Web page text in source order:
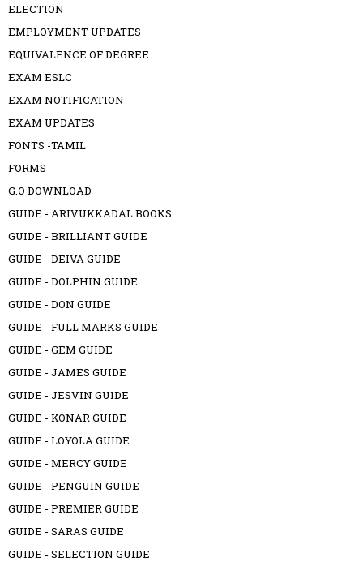
ELECTION
EMPLOYMENT UPDATES
EQUIVALENCE OF DEGREE
EXAM ESLC
EXAM NOTIFICATION
EXAM UPDATES
FONTS -TAMIL
FORMS
G.O DOWNLOAD
GUIDE - ARIVUKKADAL BOOKS
GUIDE - BRILLIANT GUIDE
GUIDE - DEIVA GUIDE
GUIDE - DOLPHIN GUIDE
GUIDE - DON GUIDE
GUIDE - FULL MARKS GUIDE
GUIDE - GEM GUIDE
GUIDE - JAMES GUIDE
GUIDE - JESVIN GUIDE
GUIDE - KONAR GUIDE
GUIDE - LOYOLA GUIDE
GUIDE - MERCY GUIDE
GUIDE - PENGUIN GUIDE
GUIDE - PREMIER GUIDE
GUIDE - SARAS GUIDE
GUIDE - SELECTION GUIDE